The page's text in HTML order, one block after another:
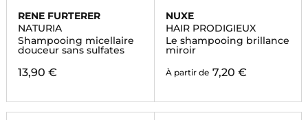
RENE FURTERER
NATURIA
Shampooing micellaire
douceur sans sulfates
13,90 €
NUXE
HAIR PRODIGIEUX
Le shampooing brillance
miroir
À partir de 7,20 €